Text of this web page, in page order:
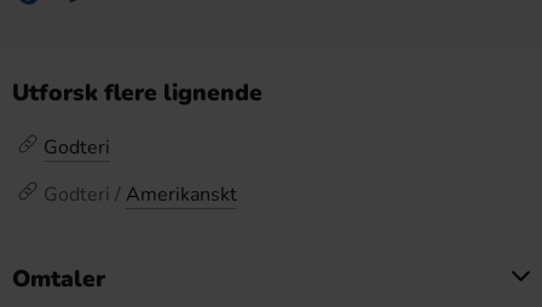
Utforsk flere lignende
Godteri
Godteri / Amerikanskt
Omtaler